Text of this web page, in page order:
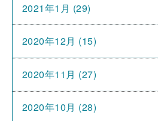
2021年1月 (29)
2020年12月 (15)
2020年11月 (27)
2020年10月 (28)